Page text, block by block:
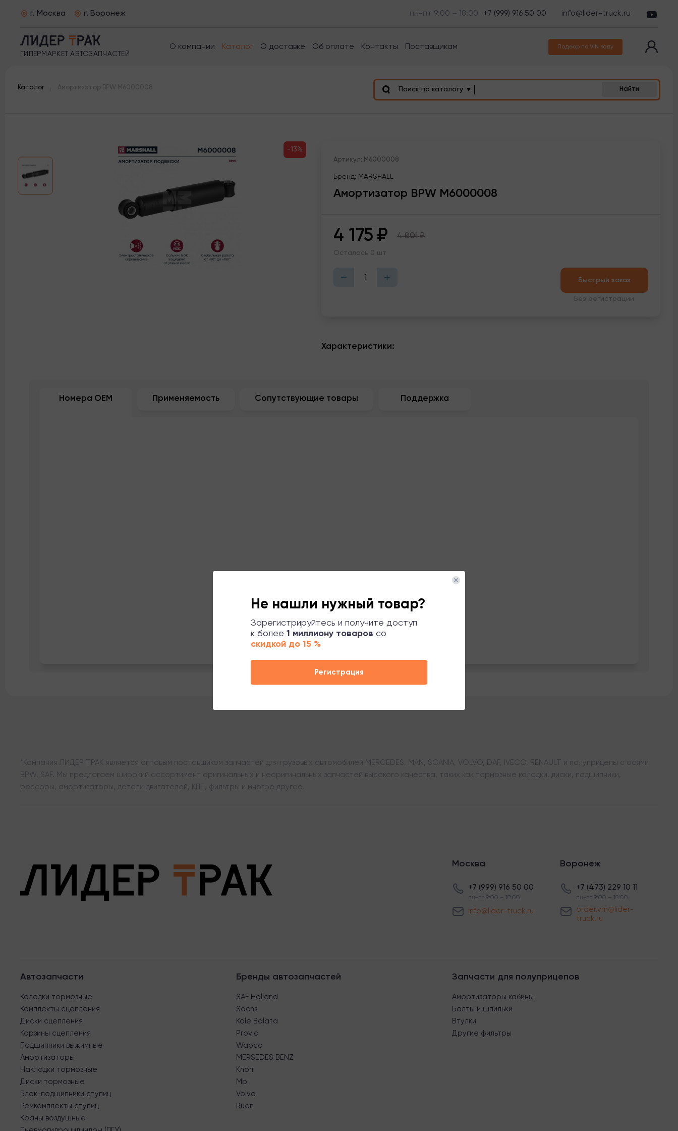
Не нашли нужный товар?
Зарегистрируйтесь и получите доступ
к более 1 миллиону товаров со
скидкой до 15 %
Регистрация
г. Москва г. Воронеж пн-пт 9:00 – 18:00 +7 (999) 916 50 00 info@lider-truck.ru
ГИПЕРМАРКЕТ АВТОЗАПЧАСТЕЙ
Подбор по VIN коду
О компании Каталог О доставке Об оплате Контакты Поставщикам
Каталог Поиск по каталогу Найти
-13%
Характеристики:
Артикул: M6000008
Бренд: MARSHALL
Амортизатор BPW M6000008
4 175 ₽ 4 801₽
Осталось 0 шт
Быстрый заказ
Без регистрации
Номера OEM Применяемость Сопутствующие товары Поддержка
*Компания ЛИДЕР ТРАК является оптовым поставщиком запчастей для грузовых автомобилей MERCEDES, MAN, SCANIA, VOLVO, DAF, IVECO, RENAULT и полуприцепы с осями
BPW, SAF. Мы предлагаем широкий ассортимент оригинальных и неоригинальных запчастей высокого качества, таких как тормозные колодки, диски, подшипники,
рессоры, амортизаторы, детали двигателей, КПП, фильтры и многое другое.
Москва
+7 (999) 916 50 00
пн-пт 9:00 – 18:00
info@lider-truck.ru
Воронеж
+7 (473) 229 10 11
пн-пт 9:00 – 18:00
order.vrn@lider-
truck.ru
Автозапчасти
Колодки тормозные
Комплекты сцепления
Диски сцепления
Корзины сцепления
Подшипники выжимные
Амортизаторы
Накладки тормозные
Диски тормозные
Блок-подшипники ступиц
Ремкомплекты ступиц
Краны воздушные
Бренды автозапчастей
SAF Holland
Sachs
Kale Balata
Provia
Wabco
MERSEDES BENZ
Knorr
Mb
Volvo
Ruen
Запчасти для полуприцепов
Амортизаторы кабины
Болты и шпильки
Втулки
Другие фильтры